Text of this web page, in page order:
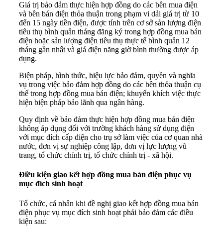
Giá trị bảo đảm thực hiện hợp đồng do các bên mua điện
và bên bán điện thỏa thuận trong phạm vi dải giá trị từ 10
đến 15 ngày tiền điện, được tính trên cơ sở sản lượng điện
tiêu thụ bình quân tháng đăng ký trong hợp đồng mua bán
điện hoặc sản lượng điện tiêu thụ thực tế bình quân 12
tháng gần nhất và giá điện năng giờ bình thường được áp
dụng.
Biện pháp, hình thức, hiệu lực bảo đảm, quyền và nghĩa
vụ trong việc bảo đảm hợp đồng do các bên thỏa thuận cụ
thể trong hợp đồng mua bán điện; khuyến khích việc thực
hiện biện pháp bảo lãnh qua ngân hàng.
Quy định về bảo đảm thực hiện hợp đồng mua bán điện
không áp dụng đối với trường khách hàng sử dụng điện
với mục đích cấp điện cho trụ sở làm việc của cơ quan nhà
nước, đơn vị sự nghiệp công lập, đơn vị lực lượng vũ
trang, tổ chức chính trị, tổ chức chính trị - xã hội.
Điều kiện giao kết hợp đồng mua bán điện phục vụ
mục đích sinh hoạt
Tổ chức, cá nhân khi đề nghị giao kết hợp đồng mua bán
điện phục vụ mục đích sinh hoạt phải bảo đảm các điều
kiện sau: